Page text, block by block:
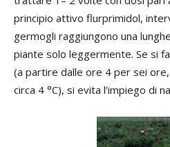
principio attivo flurprimidol,
germogli raggiungono una
piante solo leggermente. Se si
(a partire dalle ore 4 per sei
circa 4 °C), si evita l’impiego di